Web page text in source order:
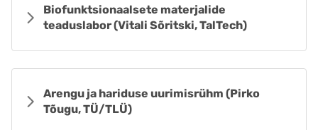
Biofunktsionaalsete materjalide
teaduslabor (Vitali Sõritski, TalTech)
Arengu ja hariduse uurimisrühm (Pirko
Tõugu, TÜ/TLÜ)